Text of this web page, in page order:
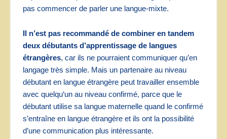
pas commencer de parler une langue-mixte.
Il n’est pas recommandé de combiner en tandem
deux débutants d’apprentissage de langues
étrangères, car ils ne pourraient communiquer qu’en
langage très simple. Mais un partenaire au niveau
débutant en langue étrangère peut travailler ensemble
avec quelqu‘un au niveau confirmé, parce que le
débutant utilise sa langue maternelle quand le confirmé
s’entraîne en langue étrangère et ils ont la possibilité
d’une communication plus intéressante.